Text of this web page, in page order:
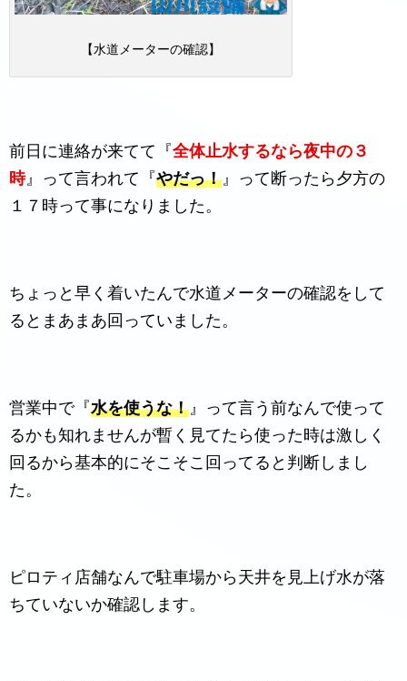
【水道メーターの確認】
前日に連絡が来てて『全体止水するなら夜中の３
時』って言われて『やだっ！ 』って断ったら夕方の
１７時って事になりました。
ちょっと早く着いたんで水道メーターの確認をして
るとまあまあ回っていました。
営業中で『水を使うな！ 』って言う前なんで使って
るかも知れませんが暫く見てたら使った時は激しく
回るから基本的にそこそこ回ってると判断しまし
た。
ピロティ店舗なんで駐車場から天井を見上げ水が落
ちていないか確認します。